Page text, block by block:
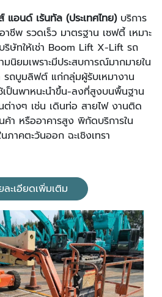
แอนด์ เร้นทัล (ประเทศไทย)บริการ
าชีพ รวดเร็ว มาตรฐาน เซฟตี้ เหมาะ
ริษัทให้เช่า Boom Lift X-Lift รถ
มนิยมเพราะมีประสบการณ์มากมายใน
รถบูมลิฟต์ แก่กลุ่มผู้รับเหมางาน
เป็นพาหนะนำขึ้น-ลงที่สูงบนพื้นฐาน
างๆ เช่น เดินท่อ สายไฟ งานติด
า หรืออาคารสูง พิกัดบริการใน
าคตะวันออก ฉะเชิงเทรา
ละเอียดเพิ่มเติม